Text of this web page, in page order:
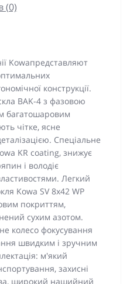
(0)
Kowaпредставляют
конструкції.
BAK-4 з фазовою
багатошаровим
чітке, ясне
Спеціальне
KR coating, знижує
і володіє
Легкий
Kowa SV 8x42 WP
покриттям,
сухим азотом.
колесо фокусування
швидким і зручним
м'який
захисні
широкий нашийний